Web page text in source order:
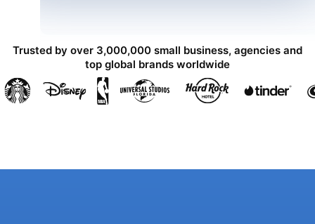
Trusted by over 3,000,000 small business, agencies and
top global brands worldwide